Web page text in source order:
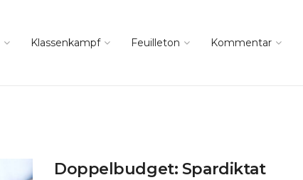
Klassenkampf Feuilleton Kommentar
Doppelbudget: Spardiktat